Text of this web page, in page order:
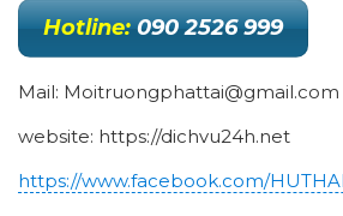
Hotline: 090 2526 999
Mail: Moitruongphattai@gmail.com
website: https://dichvu24h.net
https://www.facebook.com/